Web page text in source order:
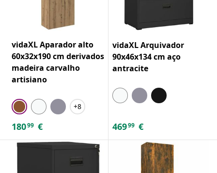
vidaXL Aparador alto
60x32x190 cm derivados
madeira carvalho
artisiano
+8
18099 €
vidaXL Arquivador
90x46x134 cm aço
antracite
46999 €